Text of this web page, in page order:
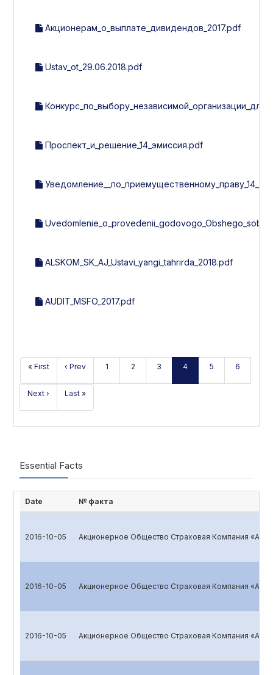
Акционерам_о_выплате_дивидендов_2017.pdf
Ustav_ot_29.06.2018.pdf
Проспект_и_решение_14_эмиссия.pdf
ALSKOM_SK_AJ_Ustavi_yangi_tahrirda_2018.pdf
AUDIT_MSFO_2017.pdf
« First ‹ Prev 1 2 3 4 5 6
Next › Last »
Essential Facts
Date № факта
2016-10-05 Акционерное Общество Страховая Компания
2016-10-05 Акционерное Общество Страховая Компания
2016-10-05 Акционерное Общество Страховая Компания